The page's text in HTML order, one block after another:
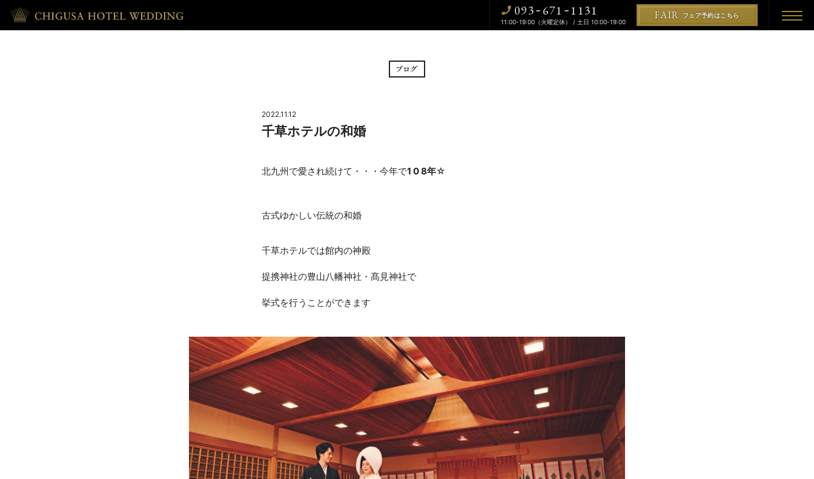
093- 671 -1131
11:00-19:00（火曜定休） / 土日 10:00-19:00
FAIR フェア予約はこちら
BRIDAL FAIR
CUISINE
ドレス
CONTACT
2022.11.12
千草ホテルの和婚
北九州で愛され続けて・・・今年で1 0 8年☆
古式ゆかしい伝統の和婚
千草ホテルでは館内の神殿
提携神社の豊山八幡神社・髙見神社で
挙式を行うことができます